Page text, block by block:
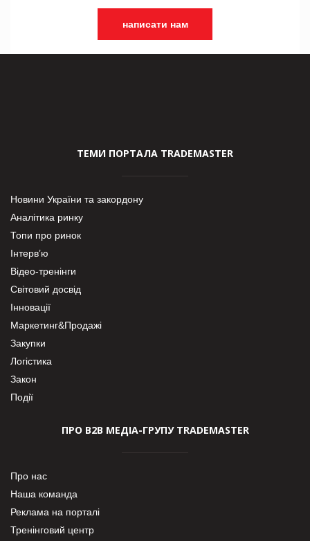
написати нам
ТЕМИ ПОРТАЛА TRADEMASTER
Новини України та закордону
Аналітика ринку
Топи про ринок
Інтерв’ю
Відео-тренінги
Світовий досвід
Інновації
Маркетинг&Продажі
Закупки
Логістика
Закон
Події
ПРО В2В МЕДІА-ГРУПУ TRADEMASTER
Про нас
Наша команда
Реклама на порталі
Тренінговий центр